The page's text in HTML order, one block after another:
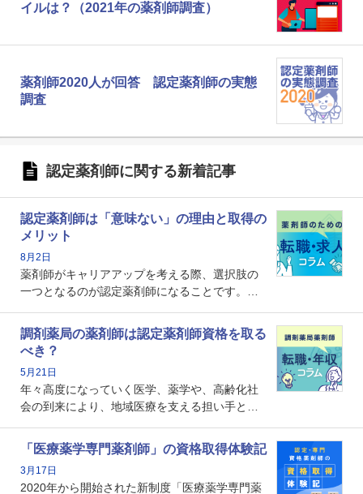
イルは？（2021年の薬剤師調査）
薬剤師2020人が回答 認定薬剤師の実態
調査
認定薬剤師に関する新着記事
認定薬剤師は「意味ない」の理由と取得の
メリット
8月2日
薬剤師がキャリアアップを考える際、選択肢の
一つとなるのが認定薬剤師になることです。し
という声を聞いたことがあるかもしれません。
本記事では、認定薬剤師が「意味ない」といわ
れる理由や、取得するメリット、年収・キャリ
アへの影響を解説します。
調剤薬局の薬剤師は認定薬剤師資格を取る
べき？
5月21日
年々高度になっていく医学、薬学や、高齢化社
会の到来により、地域医療を支える担い手とし
で、重要度が増しているのが認定薬剤師という
資格です。認定薬剤師とはいったいどんな資格
なのでしょうか。それを取得するとどのような
「医療薬学専門薬剤師」の資格取得体験記
3月17日
2020年から開始された新制度「医療薬学専門薬